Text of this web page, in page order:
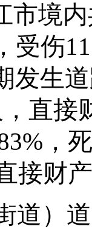
市境
受伤
发生
，直接
% ，
接财
道）